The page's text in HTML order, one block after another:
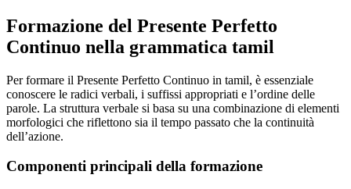
Formazione del Presente Perfetto
Continuo nella grammatica tamil
Per formare il Presente Perfetto Continuo in tamil, è essenziale
conoscere le radici verbali, i suffissi appropriati e l’ordine delle
parole. La struttura verbale si basa su una combinazione di elementi
morfologici che riflettono sia il tempo passato che la continuità
dell’azione.
Componenti principali della formazione